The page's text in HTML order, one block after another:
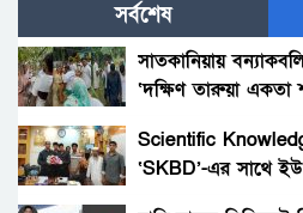
পলাশবাড়ীতে থানায়
মারধর, যুব জামায়াত
গ্রেফতার ১জন।
সতর্কবার্তা
সর্বশেষ
সাতকানিয়ায়
‘দক্ষিণ তারুয়া একতা
Scientific
‘SKBD’-এর সাথে